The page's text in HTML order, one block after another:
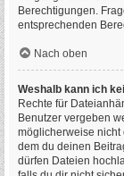
Berechtigungen.
entsprechenden
Nach oben
Weshalb kann ich
Rechte für
Benutzer vergeben
möglicherweise nicht
dem du deinen
dürfen Dateien